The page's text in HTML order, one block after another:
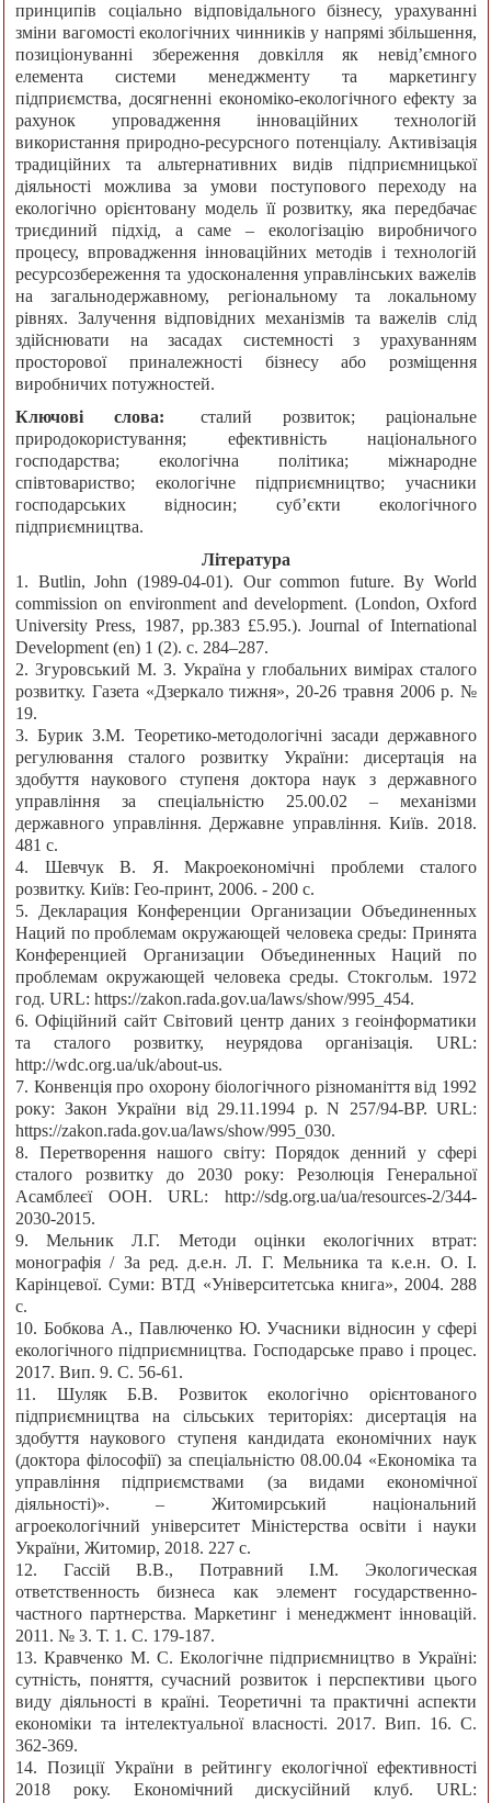
принципів соціально відповідального бізнесу, урахуванні
зміни вагомості екологічних чинників у напрямі збільшення,
позиціонуванні збереження довкілля як невід’ємного
елемента системи менеджменту та маркетингу
підприємства, досягненні економіко-екологічного ефекту за
рахунок упровадження інноваційних технологій
використання природно-ресурсного потенціалу. Активізація
традиційних та альтернативних видів підприємницької
діяльності можлива за умови поступового переходу на
екологічно орієнтовану модель її розвитку, яка передбачає
триєдиний підхід, а саме – екологізацію виробничого
процесу, впровадження інноваційних методів і технологій
ресурсозбереження та удосконалення управлінських важелів
на загальнодержавному, регіональному та локальному
рівнях. Залучення відповідних механізмів та важелів слід
здійснювати на засадах системності з урахуванням
просторової приналежності бізнесу або розміщення
виробничих потужностей.
Ключові слова:
сталий розвиток; раціональне
природокористування; ефективність національного
господарства; екологічна політика; міжнародне
співтовариство; екологічне підприємництво; учасники
господарських відносин; суб’єкти екологічного
підприємництва.
Література
1. Butlin, John (1989-04-01). Our common future. By World
commission on environment and development. (London, Oxford
University Press, 1987, pp.383 £5.95.). Journal of International
Development (en) 1 (2). с. 284–287.
2. Згуровський М. З. Україна у глобальних вимірах сталого
розвитку. Газета «Дзеркало тижня», 20-26 травня 2006 р. №
19.
3. Бурик З.М. Теоретико-методологічні засади державного
регулювання сталого розвитку України: дисертація на
здобуття наукового ступеня доктора наук з державного
управління за спеціальністю 25.00.02 – механізми
державного управління. Державне управління. Київ. 2018.
481 с.
4. Шевчук В. Я. Макроекономічні проблеми сталого
розвитку. Київ: Гео-принт, 2006. - 200 с.
5. Декларация Конференции Организации Объединенных
Наций по проблемам окружающей человека среды: Принята
Конференцией Организации Объединенных Наций по
проблемам окружающей человека среды. Стокгольм. 1972
год. URL: https://zakon.rada.gov.ua/laws/show/995_454.
6. Офіційний сайт Світовий центр даних з геоінформатики
та сталого розвитку, неурядова організація. URL:
http://wdc.org.ua/uk/about-us.
7. Конвенція про охорону біологічного різноманіття від 1992
року: Закон України від 29.11.1994 р. N 257/94-ВР. URL:
https://zakon.rada.gov.ua/laws/show/995_030.
8. Перетворення нашого світу: Порядок денний у сфері
сталого розвитку до 2030 року: Резолюція Генеральної
Асамблеєї ООН. URL: http://sdg.org.ua/ua/resources-2/344-
2030-2015.
9. Мельник Л.Г. Методи оцiнки екологiчних втрат:
монографiя / За ред. д.е.н. Л. Г. Мельника та к.е.н. О. I.
Карiнцевої. Суми: ВТД «Унiверситетська книга», 2004. 288
с.
10. Бобкова А., Павлюченко Ю. Учасники відносин у сфері
екологічного підприємництва. Господарське право і процес.
2017. Вип. 9. С. 56-61.
11. Шуляк Б.В. Розвиток екологічно орієнтованого
підприємництва на сільських територіях: дисертація на
здобуття наукового ступеня кандидата економічних наук
(доктора філософії) за спеціальністю 08.00.04 «Економіка та
управління підприємствами (за видами економічної
діяльності)». – Житомирський національний
агроекологічний університет Міністерства освіти і науки
України, Житомир, 2018. 227 с.
12. Гассій В.В., Потравний І.М. Экологическая
ответственность бизнеса как элемент государственно-
частного партнерства. Маркетинг і менеджмент інновацій.
2011. № 3. Т. 1. С. 179-187.
13. Кравченко М. С. Екологічне підприємництво в Україні:
сутність, поняття, сучасний розвиток і перспективи цього
виду діяльності в країні. Теоретичні та практичні аспекти
економіки та інтелектуальної власності. 2017. Вип. 16. С.
362-369.
14. Позиції України в рейтингу екологічної ефективності
2018 року. Економічний дискусійний клуб. URL: